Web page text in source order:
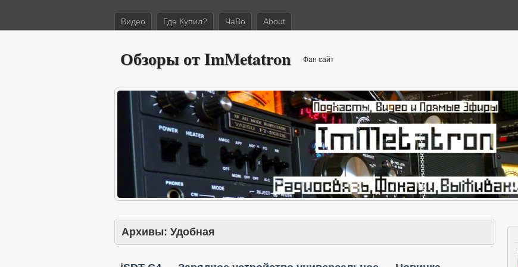
Видео Где Купил? ЧаВо About
Обзоры от ImMetatron Фан сайт
Архивы: Удобная